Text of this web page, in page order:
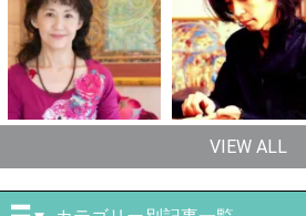
VIEW ALL